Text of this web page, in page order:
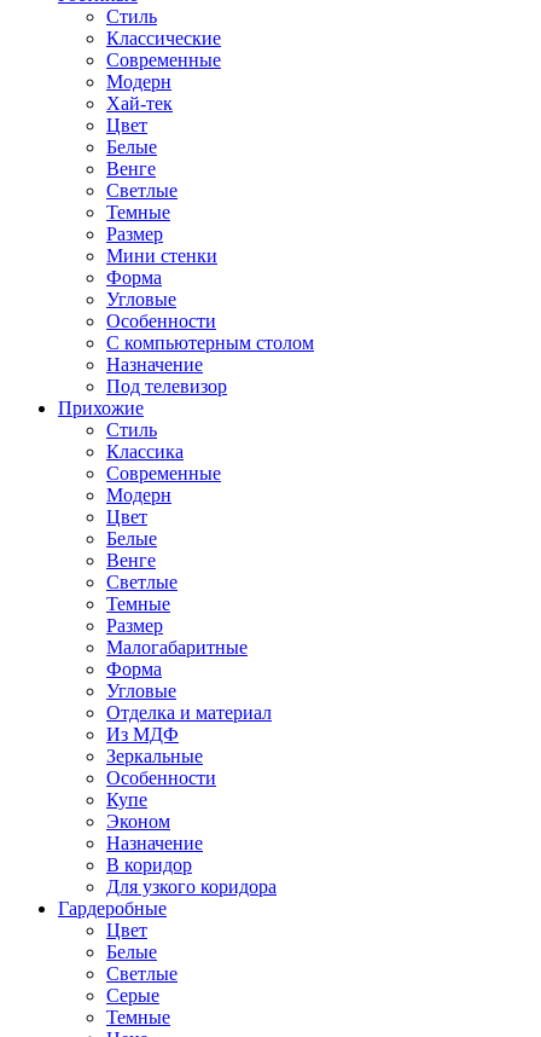
Стиль
Классические
Современные
Модерн
Хай-тек
Цвет
Белые
Венге
Светлые
Темные
Размер
Мини стенки
Форма
Угловые
Особенности
С компьютерным столом
Назначение
Под телевизор
Прихожие
Стиль
Классика
Современные
Модерн
Цвет
Белые
Венге
Светлые
Темные
Размер
Малогабаритные
Форма
Угловые
Отделка и материал
Из МДФ
Зеркальные
Особенности
Купе
Эконом
Назначение
В коридор
Для узкого коридора
Гардеробные
Цвет
Белые
Светлые
Серые
Темные